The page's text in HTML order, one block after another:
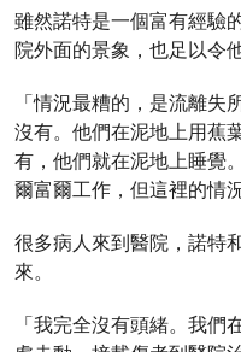
雖然諾特是一個富有經驗
院外面的景象，也足以令他
「情況最糟的，是流離
沒有。他們在泥地上用蕉
有，他們就在泥地上睡覺
爾富爾工作，但這裡的情
很多病人來到醫院，諾特
來。
「我完全沒有頭緒。我